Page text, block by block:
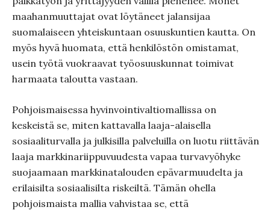
maahanmuuttajat ovat löytäneet jalansijaa
suomalaiseen yhteiskuntaan osuuskuntien kautta. On
myös hyvä huomata, että henkilöstön omistamat,
usein työtä vuokraavat työosuuskunnat toimivat
harmaata taloutta vastaan.
Pohjoismaisessa hyvinvointivaltiomallissa on
keskeistä se, miten kattavalla laaja-alaisella
sosiaaliturvalla ja julkisilla palveluilla on luotu riittävän
laaja markkinariippuvuudesta vapaa turvavyöhyke
suojaamaan markkinatalouden epävarmuudelta ja
erilaisilta sosiaalisilta riskeiltä. Tämän ohella
pohjoismaista mallia vahvistaa se, että